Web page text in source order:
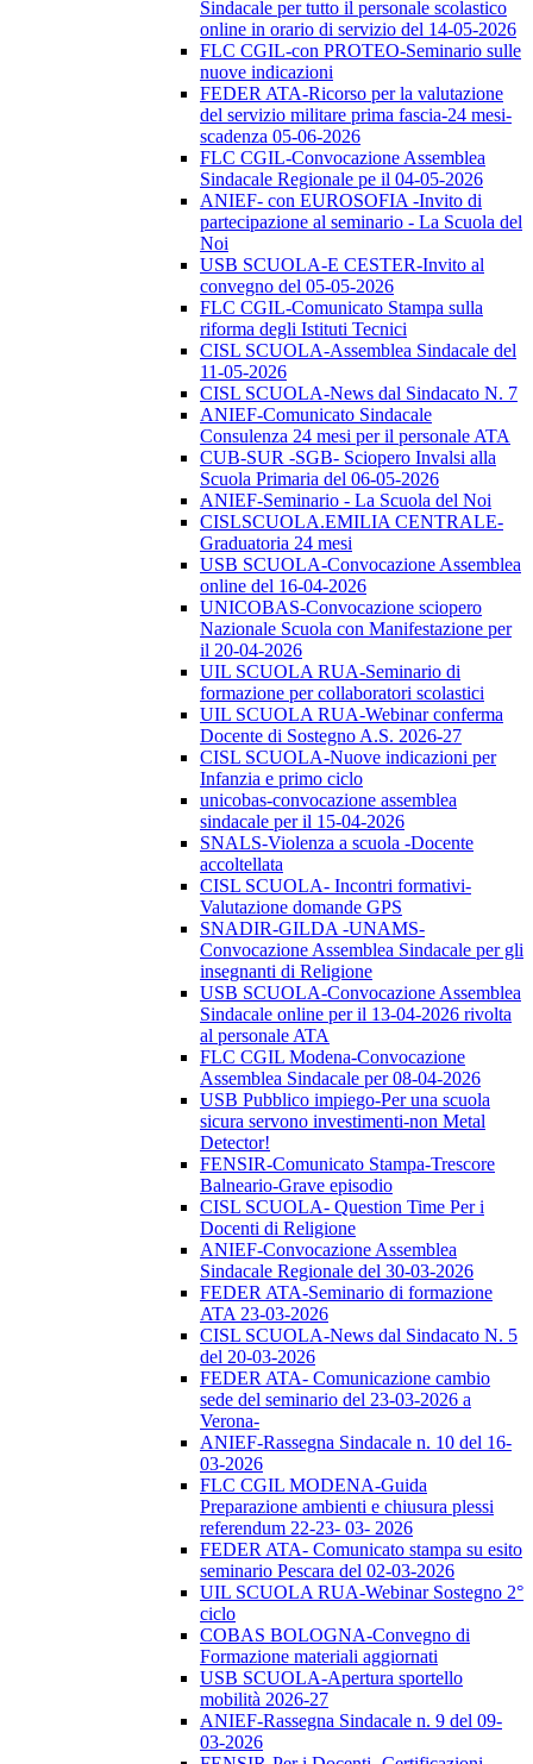
Sindacale per tutto il personale scolastico
online in orario di servizio del 14-05-2026
FLC CGIL-con PROTEO-Seminario sulle
nuove indicazioni
FEDER ATA-Ricorso per la valutazione
del servizio militare prima fascia-24 mesi-
scadenza 05-06-2026
FLC CGIL-Convocazione Assemblea
Sindacale Regionale pe il 04-05-2026
ANIEF- con EUROSOFIA -Invito di
partecipazione al seminario - La Scuola del
Noi
USB SCUOLA-E CESTER-Invito al
convegno del 05-05-2026
FLC CGIL-Comunicato Stampa sulla
riforma degli Istituti Tecnici
CISL SCUOLA-Assemblea Sindacale del
11-05-2026
CISL SCUOLA-News dal Sindacato N. 7
ANIEF-Comunicato Sindacale
Consulenza 24 mesi per il personale ATA
CUB-SUR -SGB- Sciopero Invalsi alla
Scuola Primaria del 06-05-2026
ANIEF-Seminario - La Scuola del Noi
CISLSCUOLA.EMILIA CENTRALE-
Graduatoria 24 mesi
USB SCUOLA-Convocazione Assemblea
online del 16-04-2026
UNICOBAS-Convocazione sciopero
Nazionale Scuola con Manifestazione per
il 20-04-2026
UIL SCUOLA RUA-Seminario di
formazione per collaboratori scolastici
UIL SCUOLA RUA-Webinar conferma
Docente di Sostegno A.S. 2026-27
CISL SCUOLA-Nuove indicazioni per
Infanzia e primo ciclo
unicobas-convocazione assemblea
sindacale per il 15-04-2026
SNALS-Violenza a scuola -Docente
accoltellata
CISL SCUOLA- Incontri formativi-
Valutazione domande GPS
SNADIR-GILDA -UNAMS-
Convocazione Assemblea Sindacale per gli
insegnanti di Religione
USB SCUOLA-Convocazione Assemblea
Sindacale online per il 13-04-2026 rivolta
al personale ATA
FLC CGIL Modena-Convocazione
Assemblea Sindacale per 08-04-2026
USB Pubblico impiego-Per una scuola
sicura servono investimenti-non Metal
Detector!
FENSIR-Comunicato Stampa-Trescore
Balneario-Grave episodio
CISL SCUOLA- Question Time Per i
Docenti di Religione
ANIEF-Convocazione Assemblea
Sindacale Regionale del 30-03-2026
FEDER ATA-Seminario di formazione
ATA 23-03-2026
CISL SCUOLA-News dal Sindacato N. 5
del 20-03-2026
FEDER ATA- Comunicazione cambio
sede del seminario del 23-03-2026 a
Verona-
ANIEF-Rassegna Sindacale n. 10 del 16-
03-2026
FLC CGIL MODENA-Guida
Preparazione ambienti e chiusura plessi
referendum 22-23- 03- 2026
FEDER ATA- Comunicato stampa su esito
seminario Pescara del 02-03-2026
UIL SCUOLA RUA-Webinar Sostegno 2°
ciclo
COBAS BOLOGNA-Convegno di
Formazione materiali aggiornati
USB SCUOLA-Apertura sportello
mobilità 2026-27
ANIEF-Rassegna Sindacale n. 9 del 09-
03-2026